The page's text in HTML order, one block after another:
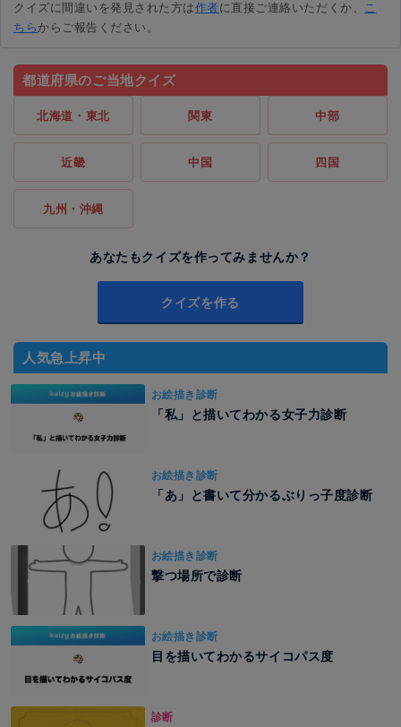
クイズに間違いを発見された方は作者に直接ご連絡いただくか、 こ
ちらからご報告ください。
都道府県のご当地クイズ
北海道・東北 関東 中部
近畿 中国 四国
九州・沖縄
あなたもクイズを作ってみませんか？
クイズを作る
人気急上昇中
お絵描き診断
「私」と描いてわかる女子力診断
お絵描き診断
「あ」と書いて分かるぶりっ子度診断
お絵描き診断
撃つ場所で診断
お絵描き診断
目を描いてわかるサイコパス度
診断